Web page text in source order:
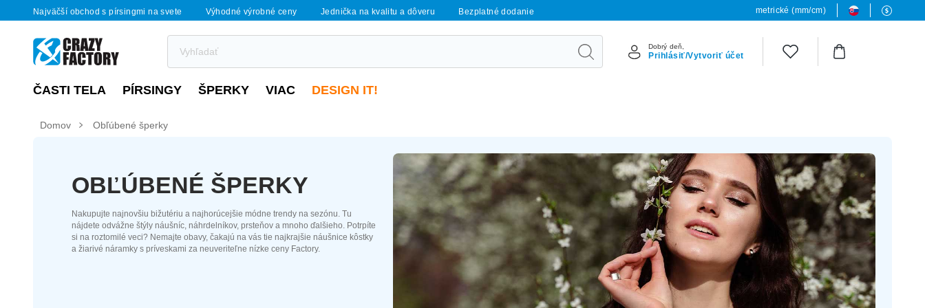
Najväčší obchod s pírsingmi na svete Výhodné výrobné ceny Jednička na kvalitu a dôveru Bezplatné dodanie metrické (mm/cm)
Dobrý deň,
Prihlásiť/Vytvoriť účet
ČASTI TELA PÍRSINGY ŠPERKY VIAC DESIGN IT!
Domov Obľúbené šperky
OBĽÚBENÉ ŠPERKY
Nakupujte najnovšiu bižutériu a najhorúcejšie módne trendy na sezónu. Tu
nájdete odvážne štýly náušníc, náhrdelníkov, prsteňov a mnoho ďalšieho. Potrpíte
si na roztomilé veci? Nemajte obavy, čakajú na vás tie najkrajšie náušnice kôstky
a žiarivé náramky s príveskami za neuveriteľne nízke ceny Factory.